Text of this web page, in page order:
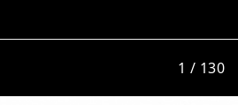
1 / 130